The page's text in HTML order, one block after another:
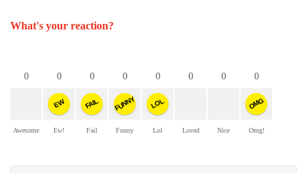
What's your reaction?
0
Awesome
0
EW
Ew!
0
FAIL
Fail
0
FUNNY
Funny
0
LOL
Lol
0
Loved
0
Nice
0
OMG
Omg!